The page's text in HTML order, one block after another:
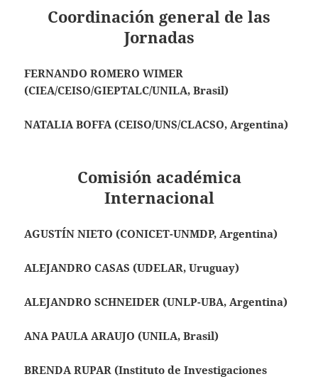
Coordinación general de las
Jornadas
FERNANDO ROMERO WIMER
(CIEA/CEISO/GIEPTALC/UNILA, Brasil)
NATALIA BOFFA (CEISO/UNS/CLACSO, Argentina)
Comisión académica
Internacional
AGUSTÍN NIETO (CONICET-UNMDP, Argentina)
ALEJANDRO CASAS (UDELAR, Uruguay)
ALEJANDRO SCHNEIDER (UNLP-UBA, Argentina)
ANA PAULA ARAUJO (UNILA, Brasil)
BRENDA RUPAR (Instituto de Investigaciones